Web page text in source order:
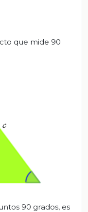
que mide 90
90 grados, es